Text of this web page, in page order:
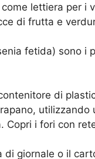
lettiera per i
di frutta e
fetida) sono i
di
Copri i fori con
giornale o il